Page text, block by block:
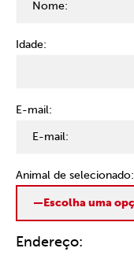
Idade:
E-mail:
Animal de selecionado:
Endereço: